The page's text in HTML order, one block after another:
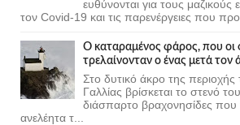
ευθύνονται για τους μαζικούς
τον Covid-19 και τις παρενέργειες που
Ο καταραμένος φάρος, που
τρελαίνονταν ο ένας μετά τον
Στο δυτικό άκρο της περιοχής
Γαλλίας βρίσκεται το στενό
διάσπαρτο βραχονησίδες που
ανελέητα τ...